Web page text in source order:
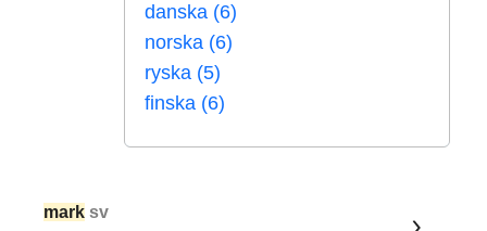
danska (6)
norska (6)
ryska (5)
finska (6)
mark sv